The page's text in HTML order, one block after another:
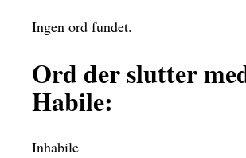
Ingen ord fundet.
Ord der slutter
Habile:
Inhabile